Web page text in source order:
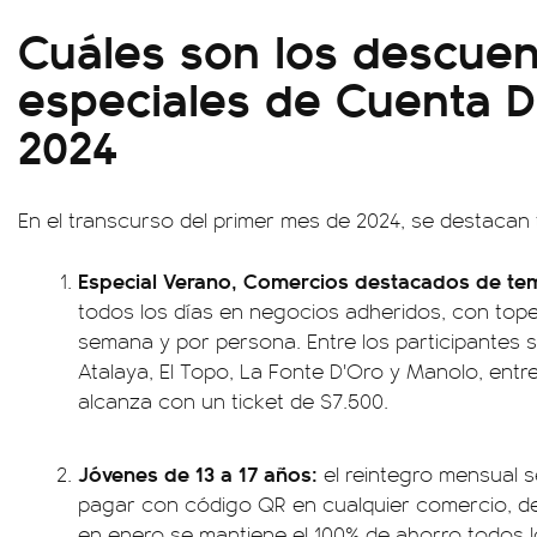
Cuáles son los
especiales de Cuenta
2024
En el transcurso del primer mes de 2024, se
Especial Verano, Comercios destacados de
todos los días en negocios adheridos, con
semana y por persona. Entre los participantes
Atalaya, El Topo, La Fonte D'Oro y Manolo,
alcanza con un ticket de $7.500.
Jóvenes de 13 a 17 años: el reintegro mensual
pagar con código QR en cualquier comercio,